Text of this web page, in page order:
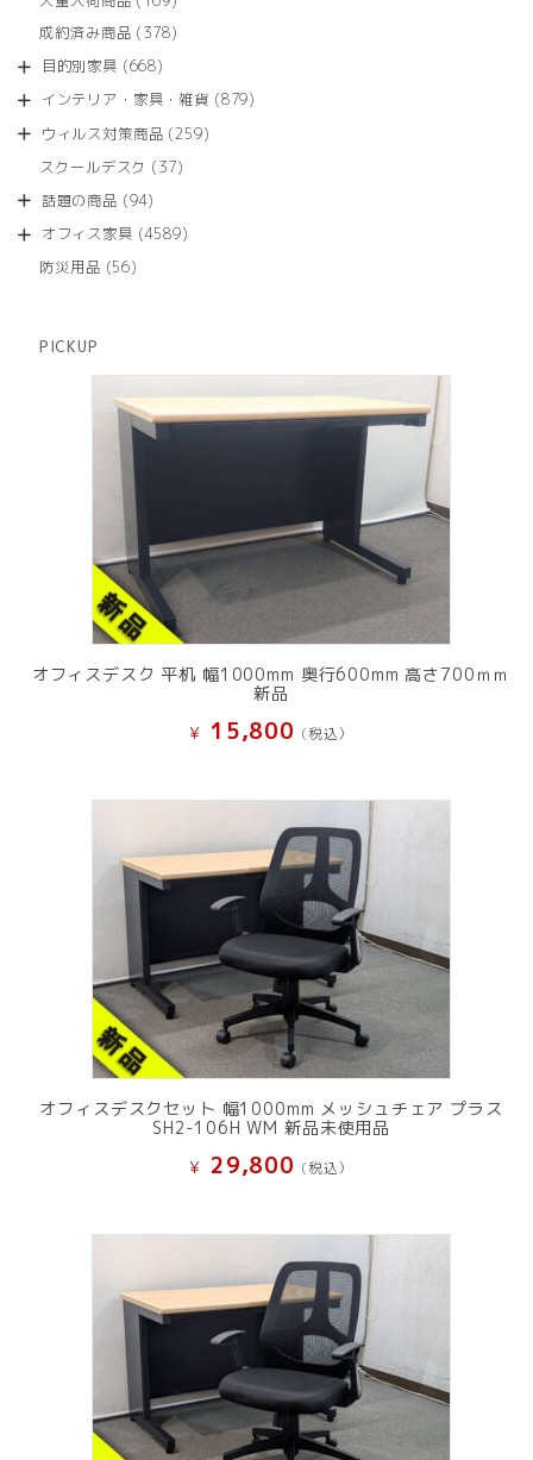
の
商
の
成約済み商品 378378
商
目的別家具 668668
の
商
インテリア・家具・雑貨 879879
ウィルス対策商品 259259
スクールデスク 3737
商
話題の商品 9494
の
オフィス家具 45894589
防災用品 5656
PICKUP
オフィスデスク 平机 幅1000mm 奥行600mm 高さ700ｍｍ
新品
¥ 15,800 (税込）
オフィスデスクセット 幅1000mm メッシュチェア プラス
SH2-106H WM 新品未使用品
¥ 29,800 (税込）